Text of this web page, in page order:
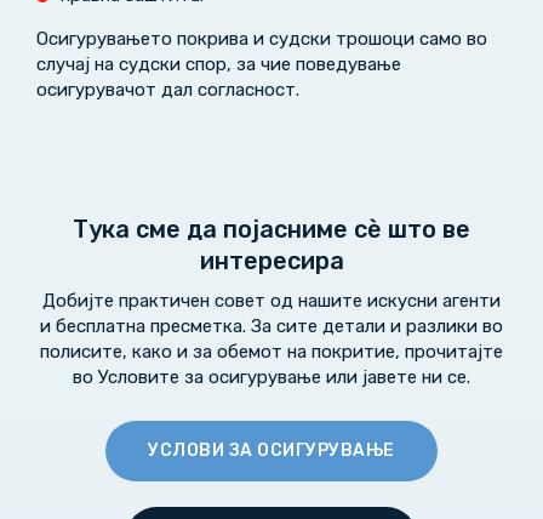
Осигурувањето покрива и судски трошоци само во
случај на судски спор, за чие поведување
осигурувачот дал согласност.
Тука сме да појасниме сѐ што ве
интересира
Добијте практичен совет од нашите искусни агенти
и бесплатна пресметка. За сите детали и разлики во
полисите, како и за обемот на покритие, прочитајте
во Условите за осигурување или јавете ни се.
УСЛОВИ ЗА ОСИГУРУВАЊЕ